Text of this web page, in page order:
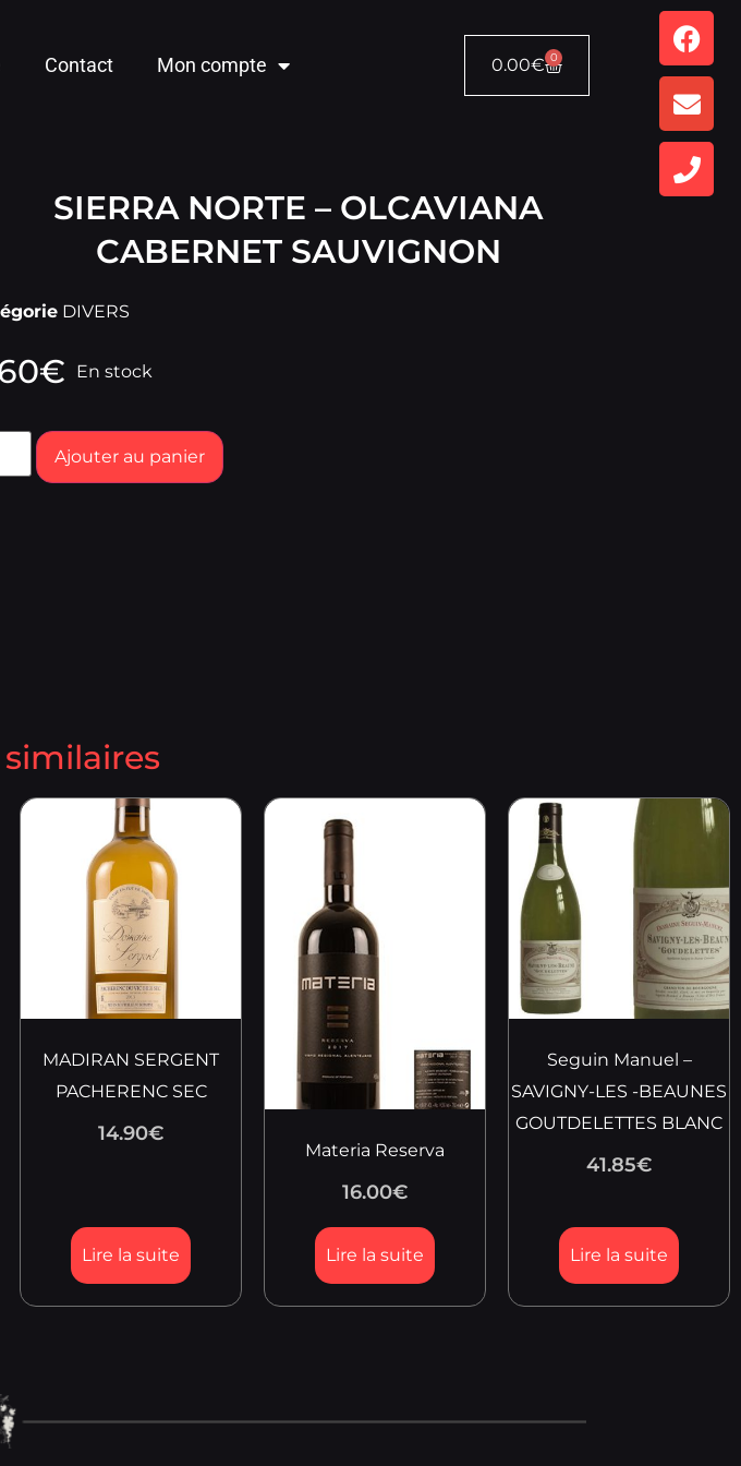
Contact Mon compte 0.00€ 0
SIERRA NORTE – OLCAVIANA
CABERNET SAUVIGNON
DIVERS
€ En stock
Ajouter au panier
MADIRAN SERGENT
PACHERENC SEC
14.90€
Lire la suite
Materia Reserva
16.00€
Lire la suite
Seguin Manuel –
SAVIGNY-LES -BEAUNES
GOUTDELETTES BLANC
41.85€
Lire la suite